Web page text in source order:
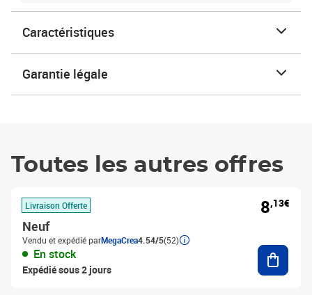
Caractéristiques
Garantie légale
Toutes les autres offres
Livraison Offerte
Neuf
Vendu et expédié parMegaCrea4.54/5(52)
En stock
Expédié sous 2 jours
8,13€